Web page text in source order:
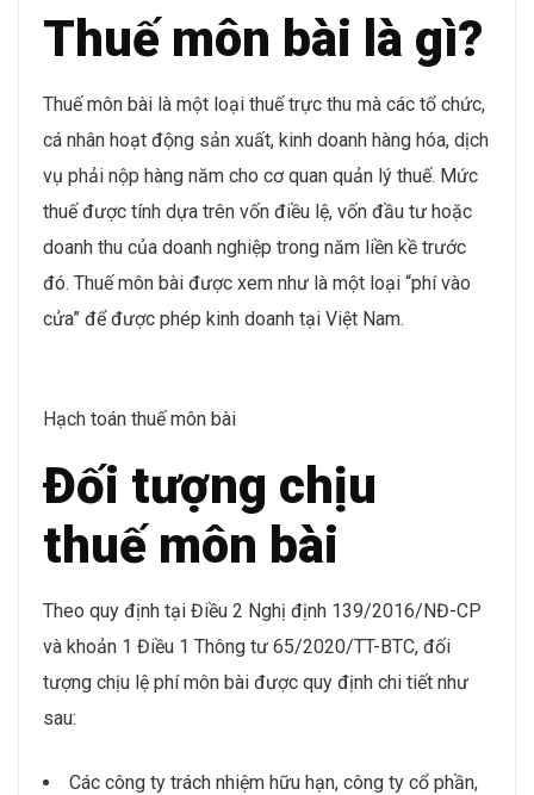
Thuế môn bài là gì?
Thuế môn bài là một loại thuế trực thu mà các tổ chức,
cá nhân hoạt động sản xuất, kinh doanh hàng hóa, dịch
vụ phải nộp hàng năm cho cơ quan quản lý thuế. Mức
thuế được tính dựa trên vốn điều lệ, vốn đầu tư hoặc
doanh thu của doanh nghiệp trong năm liền kề trước
đó. Thuế môn bài được xem như là một loại “phí vào
cửa” để được phép kinh doanh tại Việt Nam.
Hạch toán thuế môn bài
Đối tượng chịu
thuế môn bài
Theo quy định tại Điều 2 Nghị định 139/2016/NĐ-CP
và khoản 1 Điều 1 Thông tư 65/2020/TT-BTC, đối
tượng chịu lệ phí môn bài được quy định chi tiết như
sau:
Các công ty trách nhiệm hữu hạn, công ty cổ phần,